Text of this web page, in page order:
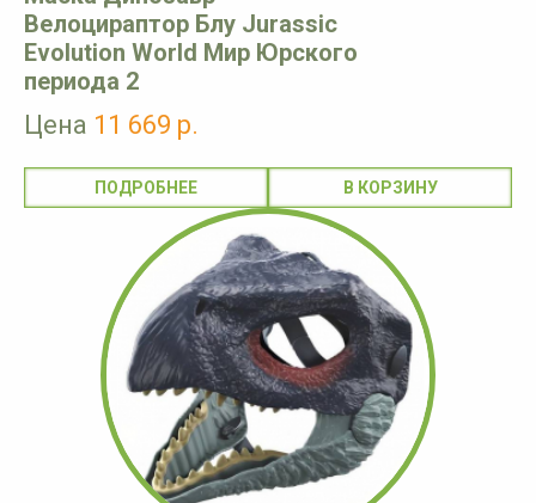
Велоцираптор Блу Jurassic
Evolution World Мир Юрского
периода 2
Цена 11 669 р.
ПОДРОБНЕЕ